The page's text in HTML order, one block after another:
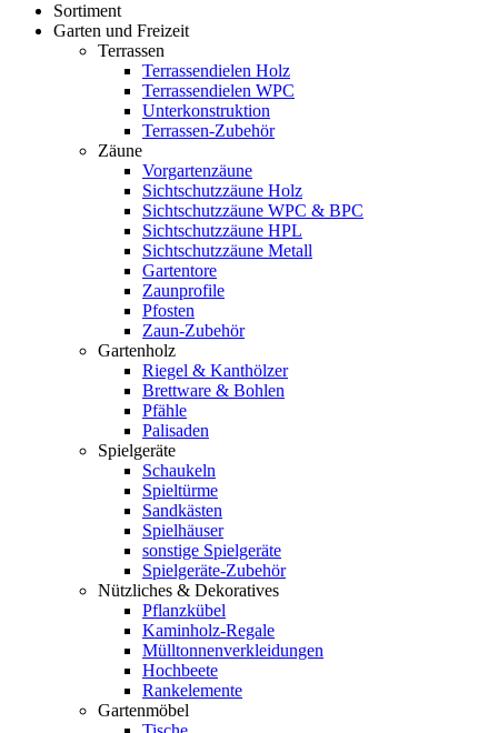
Sortiment
Garten und Freizeit
Terrassen
Terrassendielen Holz
Terrassendielen WPC
Unterkonstruktion
Terrassen-Zubehör
Zäune
Vorgartenzäune
Sichtschutzzäune Holz
Sichtschutzzäune WPC & BPC
Sichtschutzzäune HPL
Sichtschutzzäune Metall
Gartentore
Zaunprofile
Pfosten
Zaun-Zubehör
Gartenholz
Riegel & Kanthölzer
Brettware & Bohlen
Pfähle
Palisaden
Spielgeräte
Schaukeln
Spieltürme
Sandkästen
Spielhäuser
sonstige Spielgeräte
Spielgeräte-Zubehör
Nützliches & Dekoratives
Pflanzkübel
Kaminholz-Regale
Mülltonnenverkleidungen
Hochbeete
Rankelemente
Gartenmöbel